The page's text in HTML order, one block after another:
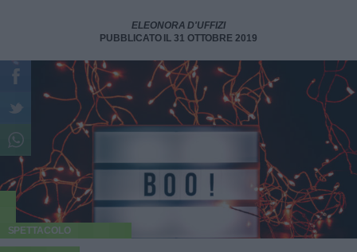
ELEONORA D'UFFIZI
PUBBLICATO IL 31 OTTOBRE 2019
SPETTACOLO